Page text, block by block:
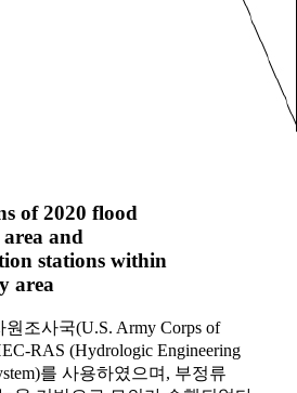
of 2020 flood
area and
stations within
area
조사국(U.S. Army Corps of
RAS (Hydrologic Engineering
를 사용하였으며, 부정류